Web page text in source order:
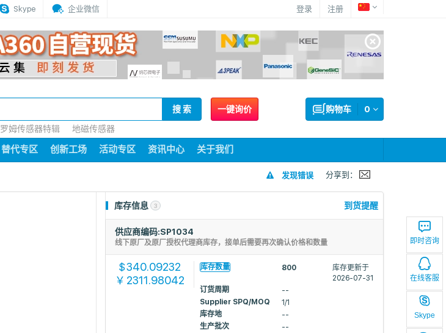
Skype 企业微信 登录 注册
即时咨询
在线客服
Skype
一键询价 0
购物车
搜 索
罗姆传感器特辑 地磁传感器
替代专区 创新工场 活动专区 资讯中心 关于我们
发现错误 分享到：
库存信息 3 到货提醒
供应商编码:SP1034
线下原厂及原厂授权代理商库存，接单后需要再次确认价格和数量
$340.09232
￥ 2311.98042
库存数量 800
库存更新于
2026-07-31
订货周期
--
Supplier SPQ/MOQ
1/1
库存地
--
生产批次
--